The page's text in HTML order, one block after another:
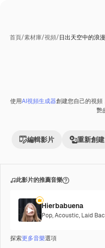
首頁/素材庫/視頻/日出天空中的浪
Premium
使用AI視頻生成器創建您自己的視頻
艷
編輯影片 重新創建
此影片的推薦音樂
Hierbabuena
Pop,Acoustic, Laid
探索更多音樂選項